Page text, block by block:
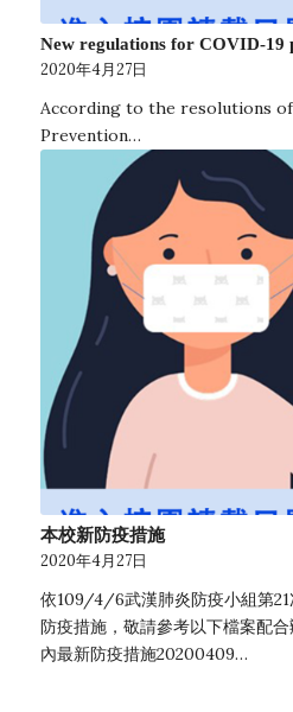
New regulations for COVID-19
2020年4月27日
According to the resolutions of
Prevention…
本校新防疫措施
2020年4月27日
依109/4/6武漢肺炎防疫小組第
防疫措施，敬請參考以下檔案配
內最新防疫措施20200409…